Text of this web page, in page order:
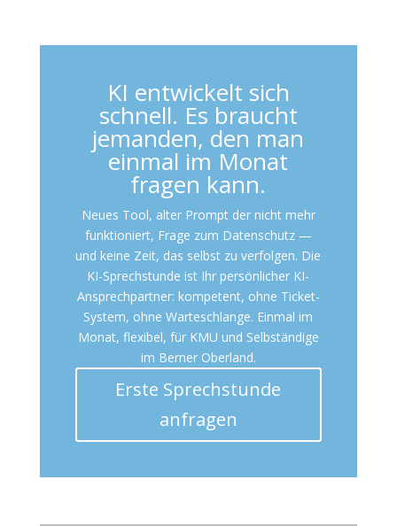
KI entwickelt sich
schnell. Es braucht
jemanden, den man
einmal im Monat
fragen kann.
Neues Tool, alter Prompt der nicht mehr
funktioniert, Frage zum Datenschutz —
und keine Zeit, das selbst zu verfolgen. Die
KI-Sprechstunde ist Ihr persönlicher KI-
Ansprechpartner: kompetent, ohne Ticket-
System, ohne Warteschlange. Einmal im
Monat, flexibel, für KMU und Selbständige
im Berner Oberland.
Erste Sprechstunde
anfragen